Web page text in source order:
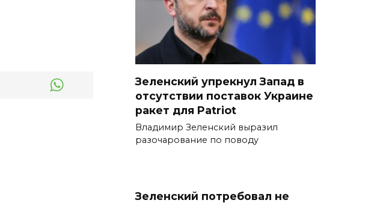
Зеленский упрекнул Запад в
отсутствии поставок Украине
ракет для Patriot
Владимир Зеленский выразил
разочарование по поводу
Зеленский потребовал не